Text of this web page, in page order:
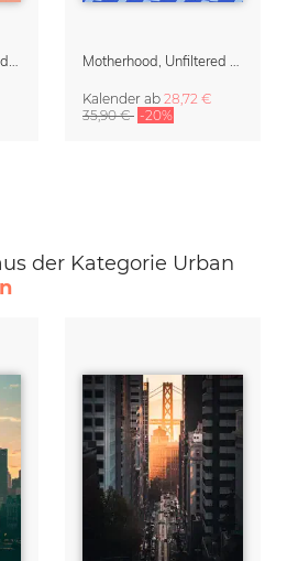
Kalender ab 28,72 €
35,90 € -20%
der Kategorie Urban